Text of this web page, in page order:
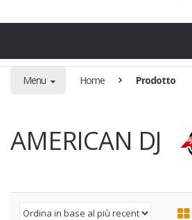
Menu Home Prodotto
AMERICAN DJ